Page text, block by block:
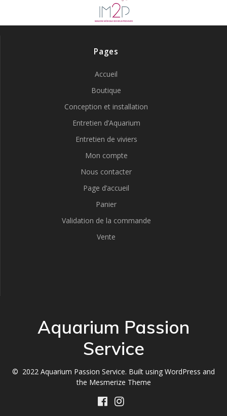
Pages
Accueil
Boutique
Conception et installation
Entretien d’Aquarium
Entretien de viviers
Mon compte
Nous contacter
Page d’accueil
Panier
Validation de la commande
Vente
Aquarium Passion
Service
© 2022 Aquarium Passion Service. Built using WordPress and
the Mesmerize Theme